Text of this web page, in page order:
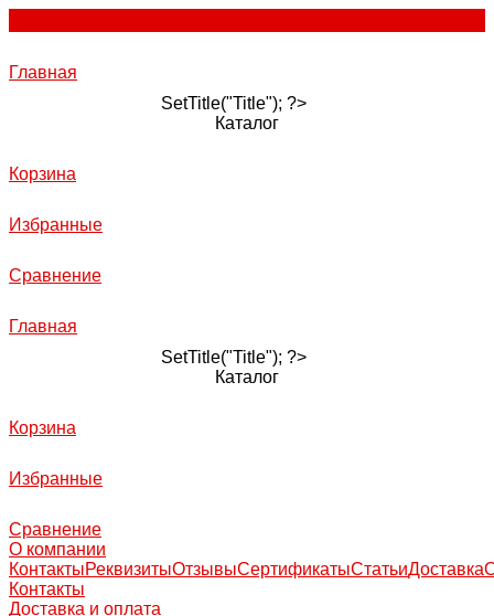
Главная
SetTitle("Title"); ?>
Каталог
Корзина
Избранные
Сравнение
Главная
SetTitle("Title"); ?>
Каталог
Корзина
Избранные
Сравнение
О компании
КонтактыРеквизитыОтзывыСертификатыСтатьиДоставка
Контакты
Доставка и оплата